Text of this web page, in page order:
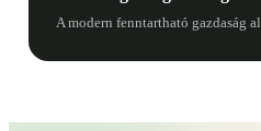
A modern fenntartható gazdaság